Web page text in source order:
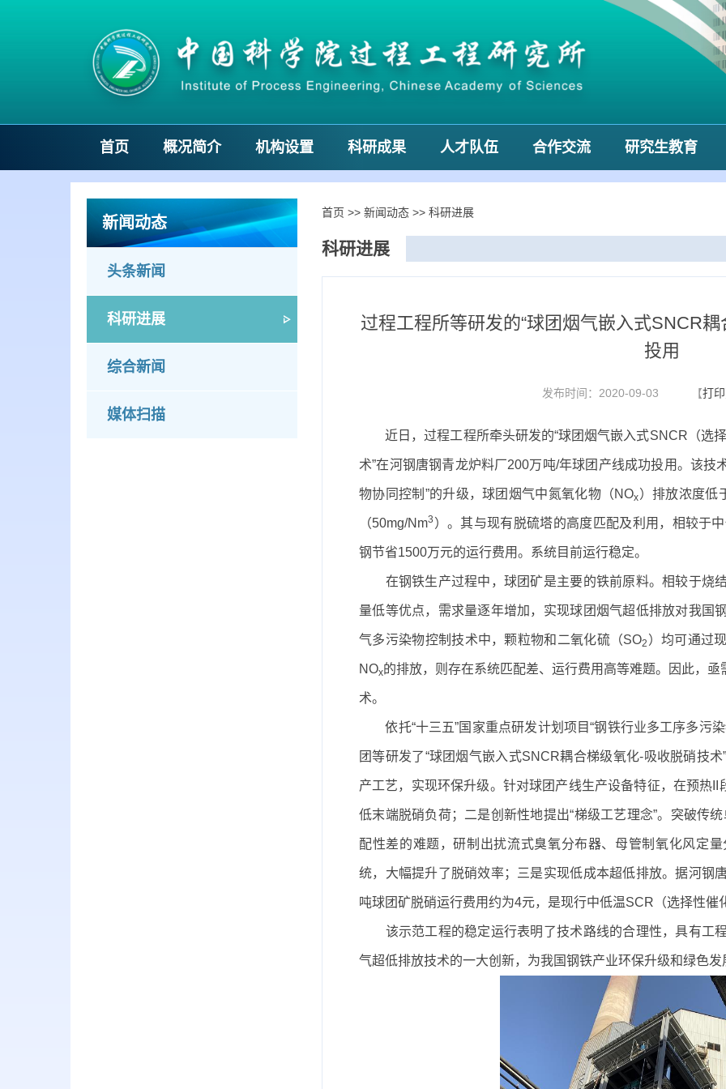
首页 概况简介 机构设置 科研成果 人才队伍 合作交流 研究生教育
新闻动态
头条新闻
科研进展
综合新闻
媒体扫描
首页 >> 新闻动态 >> 科研进展
科研进展
过程工程所等研发的“球团烟气嵌入式SNCR
投用
发布时间：2020-09-03 【打印
近日，过程工程所牵头研发的“球团烟气嵌入式SNCR（选
术”在河钢唐钢青龙炉料厂200万吨/年球团产线成功投用。该技
物协同控制”的升级，球团烟气中氮氧化物（NOx）排放浓度低
（50mg/Nm3 ）。其与现有脱硫塔的高度匹配及利用，相较于
钢节省1500万元的运行费用。系统目前运行稳定。
在钢铁生产过程中，球团矿是主要的铁前原料。相较于烧
量低等优点，需求量逐年增加，实现球团烟气超低排放对我国
气多污染物控制技术中，颗粒物和二氧化硫（SO2 ）均可通过
NOx的排放，则存在系统匹配差、运行费用高等难题。因此，
术。
依托“十三五”国家重点研发计划项目“钢铁行业多工序多污
团等研发了“球团烟气嵌入式SNCR耦合梯级氧化-吸收脱硝技
产工艺，实现环保升级。针对球团产线生产设备特征，在预热
低末端脱硝负荷；二是创新性地提出“梯级工艺理念”。突破传
配性差的难题，研制出扰流式臭氧分布器、母管制氧化风定
统，大幅提升了脱硝效率；三是实现低成本超低排放。据河钢
吨球团矿脱硝运行费用约为4元，是现行中低温SCR（选择性
该示范工程的稳定运行表明了技术路线的合理性，具有工
气超低排放技术的一大创新，为我国钢铁产业环保升级和绿色